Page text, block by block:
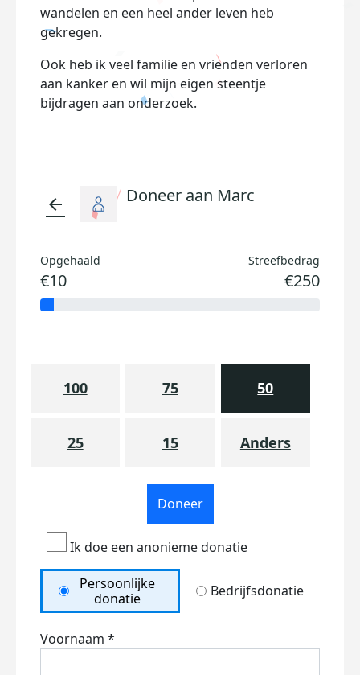
wandelen en een heel ander leven heb
gekregen.
Ook heb ik veel familie en vrienden verloren
aan kanker en wil mijn eigen steentje
bijdragen aan onderzoek.
arrow_back Doneer aan Marc
Opgehaald
€10
Streefbedrag
€250
100 75 50
25 15 Anders
Doneer
Ik doe een anonieme donatie
Persoonlijke
donatie
Bedrijfsdonatie
Voornaam *